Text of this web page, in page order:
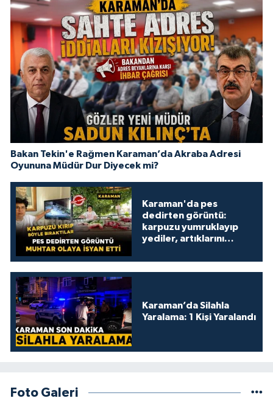
Bakan Tekin'e Rağmen Karaman’da Akraba Adresi
Oyununa Müdür Dur Diyecek mi?
Karaman'da pes
dedirten görüntü:
karpuzu yumruklayıp
yediler, artıklarını
Karaman’da Silahla
Yaralama: 1 Kişi Yaralandı
Foto Galeri